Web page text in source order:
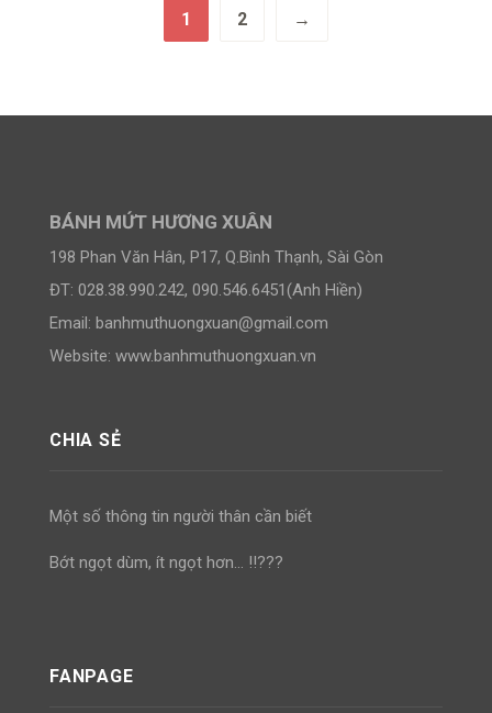
1 2 →
BÁNH MỨT HƯƠNG XUÂN
198 Phan Văn Hân, P17, Q.Bình Thạnh, Sài Gòn
ĐT: 028.38.990.242, 090.546.6451(Anh Hiền)
Email: banhmuthuongxuan@gmail.com
Website: www.banhmuthuongxuan.vn
CHIA SẺ
Một số thông tin người thân cần biết
Bớt ngọt dùm, ít ngọt hơn… !!???
FANPAGE